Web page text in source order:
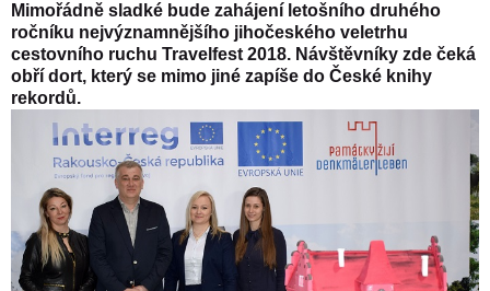
Mimořádně sladké bude zahájení letošního druhého
ročníku nejvýznamnějšího jihočeského veletrhu
cestovního ruchu Travelfest 2018. Návštěvníky zde čeká
obří dort, který se mimo jiné zapíše do České knihy
rekordů.